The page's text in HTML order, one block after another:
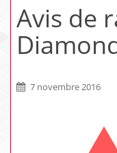
Avis de
7 novembre 2016